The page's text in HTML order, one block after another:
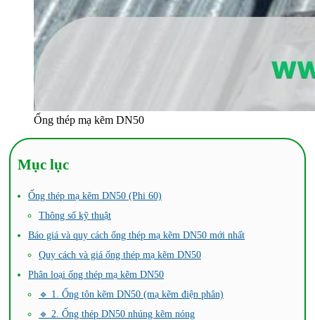
Ống thép mạ kẽm DN50
Mục lục
Ống thép mạ kẽm DN50 (Phi 60)
Thông số kỹ thuật
Báo giá và quy cách ống thép mạ kẽm DN50 mới nhất
Quy cách và giá ống thép mạ kẽm DN50
Phân loại ống thép mạ kẽm DN50
🔹 1. Ống tôn kẽm DN50 (mạ kẽm điện phân)
🔹 2. Ống thép DN50 nhúng kẽm nóng